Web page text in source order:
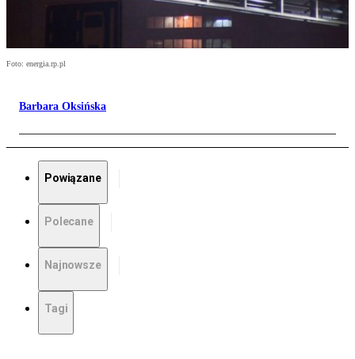
Foto: energia.rp.pl
Barbara Oksińska
Powiązane
Polecane
Najnowsze
Tagi